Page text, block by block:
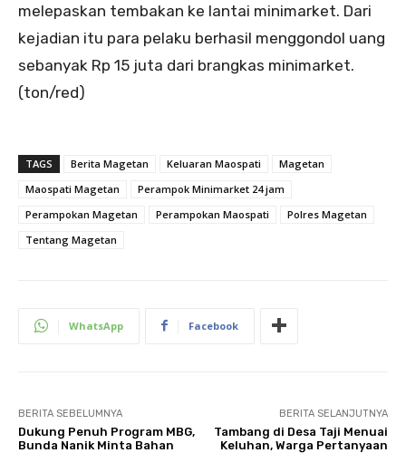
melepaskan tembakan ke lantai minimarket. Dari
kejadian itu para pelaku berhasil menggondol uang
sebanyak Rp 15 juta dari brangkas minimarket.
(ton/red)
TAGS Berita Magetan Keluaran Maospati
Magetan
Maospati Magetan
Perampok Minimarket 24 jam
Perampokan Magetan
Perampokan Maospati
Polres Magetan
Tentang Magetan
WhatsApp Facebook
BERITA SEBELUMNYA
Dukung Penuh Program MBG,
Bunda Nanik Minta Bahan
BERITA SELANJUTNYA
Tambang di Desa Taji Menuai
Keluhan, Warga Pertanyaan